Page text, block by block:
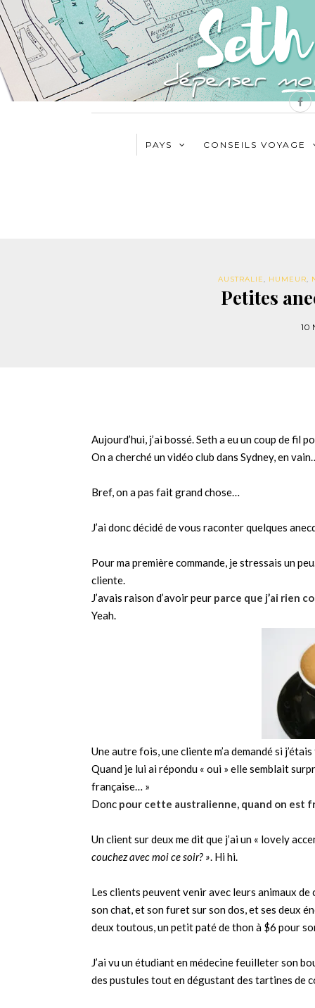
PAYS CONSEILS VOYAGE
AUSTRALIE, HUMEUR,
Petites
10
Aujourd’hui, j’ai bossé. Seth a eu un coup de fil
On a cherché un vidéo club dans Sydney, en
Bref, on a pas fait grand chose…
J’ai donc décidé de vous raconter quelques
Pour ma première commande, je stressais un
cliente.
J’avais raison d’avoir peur parce que j’ai rien
Yeah.
Une autre fois, une cliente m’a demandé si
Quand je lui ai répondu « oui » elle semblait
française… »
Donc pour cette australienne, quand on est
Un client sur deux me dit que j’ai un « lovely
couchez avec moi ce soir? ». Hi hi.
Les clients peuvent venir avec leurs animaux de
son chat, et son furet sur son dos, et ses deux
deux toutous, un petit paté de thon à $6 pour
J’ai vu un étudiant en médecine feuilleter son
des pustules tout en dégustant des tartines de